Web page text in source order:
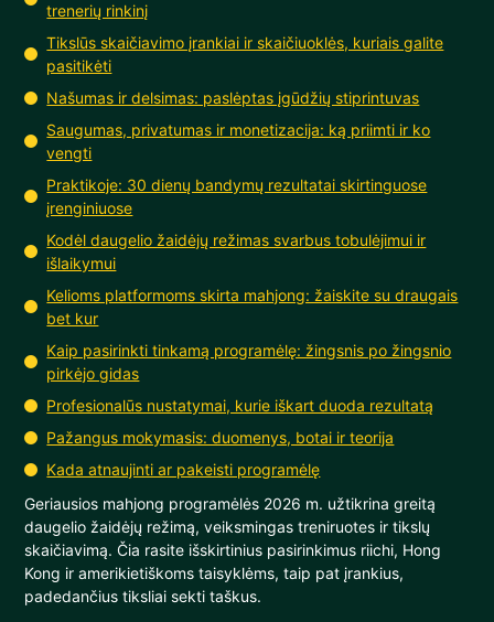
trenerių rinkinį
Tikslūs skaičiavimo įrankiai ir skaičiuoklės, kuriais galite
pasitikėti
Našumas ir delsimas: paslėptas įgūdžių stiprintuvas
Saugumas, privatumas ir monetizacija: ką priimti ir ko
vengti
Praktikoje: 30 dienų bandymų rezultatai skirtinguose
įrenginiuose
Kodėl daugelio žaidėjų režimas svarbus tobulėjimui ir
išlaikymui
Kelioms platformoms skirta mahjong: žaiskite su draugais
bet kur
Kaip pasirinkti tinkamą programėlę: žingsnis po žingsnio
pirkėjo gidas
Profesionalūs nustatymai, kurie iškart duoda rezultatą
Pažangus mokymasis: duomenys, botai ir teorija
Kada atnaujinti ar pakeisti programėlę
Geriausios mahjong programėlės 2026 m. užtikrina greitą
daugelio žaidėjų režimą, veiksmingas treniruotes ir tikslų
skaičiavimą. Čia rasite išskirtinius pasirinkimus riichi, Hong
Kong ir amerikietiškoms taisyklėms, taip pat įrankius,
padedančius tiksliai sekti taškus.